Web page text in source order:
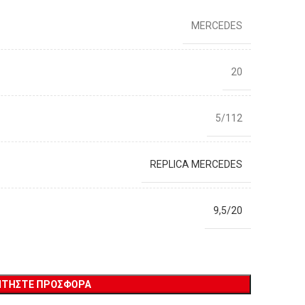
MERCEDES
20
5/112
REPLICA MERCEDES
9,5/20
ΠΡΟΣΦΟΡΆ